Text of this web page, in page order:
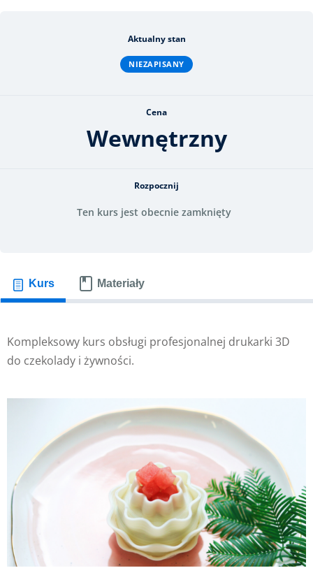
Aktualny stan
NIEZAPISANY
Cena
Wewnętrzny
Rozpocznij
Ten kurs jest obecnie zamknięty
Kurs Materiały
Kompleksowy kurs obsługi profesjonalnej drukarki 3D
do czekolady i żywności.